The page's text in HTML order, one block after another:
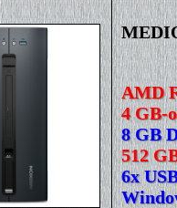
AMD
4 GB-
8 GB
512
6x